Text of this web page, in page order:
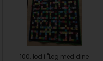
100. lod i "Leg med dine